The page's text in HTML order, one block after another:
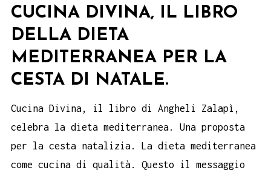
CUCINA DIVINA, IL LIBRO
DELLA DIETA
MEDITERRANEA PER LA
CESTA DI NATALE.
Cucina Divina, il libro di Angheli Zalapì,
celebra la dieta mediterranea. Una proposta
per la cesta natalizia. La dieta mediterranea
come cucina di qualità. Questo il messaggio